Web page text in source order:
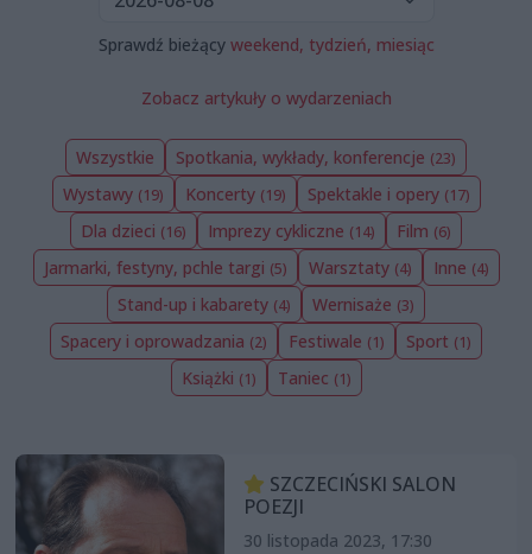
Sprawdź bieżący weekend, tydzień, miesiąc
Zobacz artykuły o wydarzeniach
Wszystkie Spotkania, wykłady, konferencje (23)
Wystawy (19) Koncerty (19) Spektakle i opery (17)
Dla dzieci (16) Imprezy cykliczne (14) Film (6)
Jarmarki, festyny, pchle targi (5) Warsztaty (4) Inne (4)
Stand-up i kabarety (4) Wernisaże (3)
Spacery i oprowadzania (2) Festiwale (1) Sport (1)
Książki (1) Taniec (1)
SZCZECIŃSKI SALON
POEZJI
30 listopada 2023, 17:30